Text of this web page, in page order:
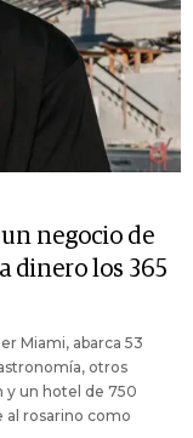
negocio de
dinero los 365
Miami, abarca 53
otros
y un hotel de 750
al rosarino como